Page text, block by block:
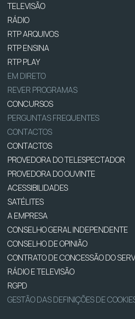
TELEVISÃO
RÁDIO
RTP ARQUIVOS
RTP ENSINA
RTP PLAY
EM DIRETO
REVER PROGRAMAS
CONCURSOS
PERGUNTAS FREQUENTES
CONTACTOS
CONTACTOS
PROVEDORA DO TELESPECTADOR
PROVEDORA DO OUVINTE
ACESSIBILIDADES
SATÉLITES
A EMPRESA
CONSELHO GERAL INDEPENDENTE
CONSELHO DE OPINIÃO
CONTRATO DE CONCESSÃO DO
RÁDIO E TELEVISÃO
RGPD
GESTÃO DAS DEFINIÇÕES DE